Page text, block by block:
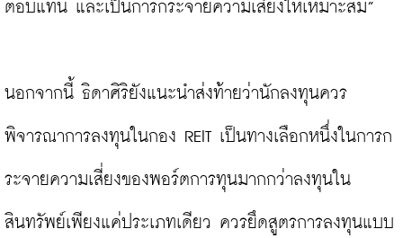
ตอบแทน และเป็นการกระจายความเสี่ยงให้เหมาะสม”
นอกจากนี้ ธิดาศิริยังแนะนำส่งท้ายว่านักลงทุนควร
พิจารณาการลงทุนในกอง REIT เป็นทางเลือกหนึ่งในการก
ระจายความเสี่ยงของพอร์ตการทุนมากกว่าลงทุนใน
สินทรัพย์เพียงแค่ประเภทเดียว ควรยึดสูตรการลงทุนแบบ